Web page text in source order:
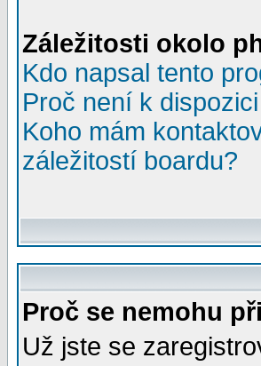
Záležitosti okolo
Kdo napsal tento
Proč není k
Koho mám
záležitostí boardu?
Proč se nemohu
Už jste se